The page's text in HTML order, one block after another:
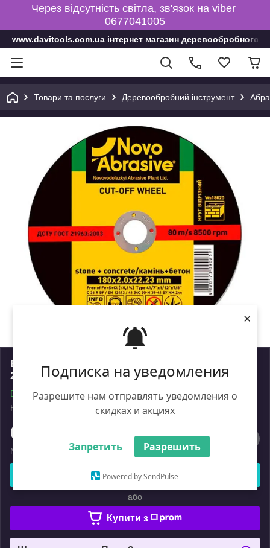
Подписка на уведомления
Разрешите нам отправлять уведомления о
скидках и акциях
Запретить Разрешить
Powered by SendPulse
×
Через відсутність світла, зв'язок на viber
0677041005
www.davitools.com.ua інтернет магазин деревообробного
Товари та послуги Деревообробний інструмент
Відрізний круг для каменю Novoabrasive
230x2x22,23 (41 54С)
В наявності
Код: ik_9571197
Роздріб
62
Мінімальна сума замовлення на сайті — 450 ₴
Купити
або
Купити з